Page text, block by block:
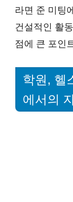
라면 준 미팅
건설적인 활
점에 큰 포인
학원, 헬
에서의